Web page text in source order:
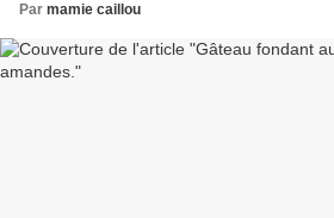
Par mamie caillou